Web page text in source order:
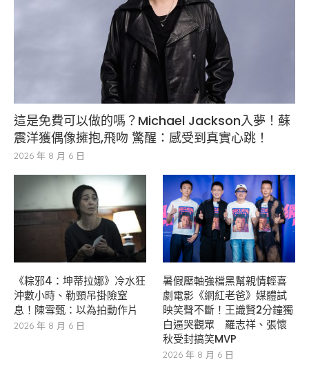
這是免費可以做的嗎？Michael Jackson入夢！蘇
震洋獲偶像擁抱,飛吻 驚醒：感受到真實心跳！
2026 年 8 月 6 日
《粽邪4：坤蒂拉娜》冷水狂
沖數小時、勒頸吊掛險窒
息！陳雪甄：以為拍動作片
2026 年 8 月 6 日
暑假壓軸強檔黑幫親情輕喜
劇電影《網紅老爸》媒體試
映笑聲不斷！王識賢2分鐘獨
白逼哭觀眾 羅志祥、張懷
秋受封搞笑MVP
2026 年 8 月 6 日